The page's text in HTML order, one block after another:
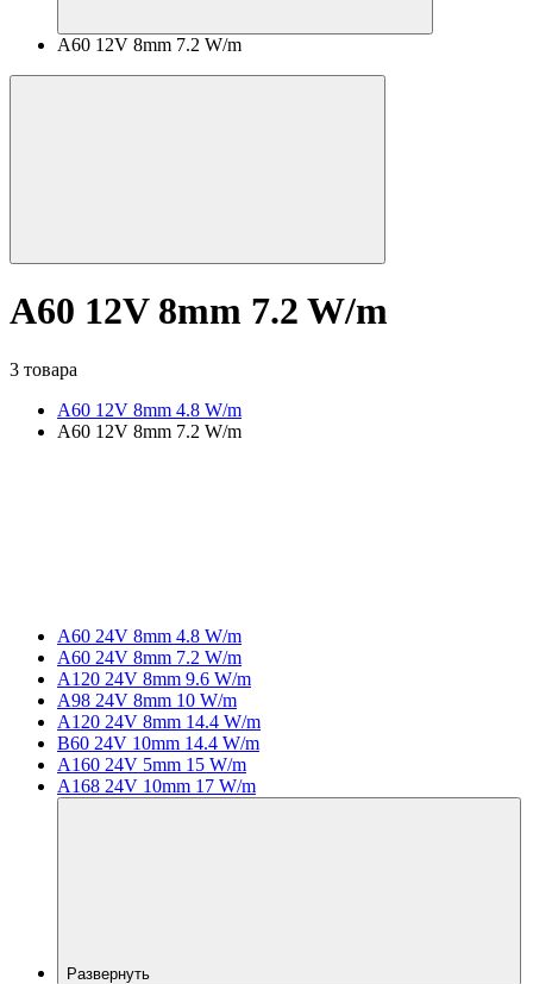
A60 12V 8mm 7.2 W/m
A60 12V 8mm 7.2 W/m
3 товара
A60 12V 8mm 4.8 W/m
A60 12V 8mm 7.2 W/m
A60 24V 8mm 4.8 W/m
A60 24V 8mm 7.2 W/m
A120 24V 8mm 9.6 W/m
A98 24V 8mm 10 W/m
A120 24V 8mm 14.4 W/m
B60 24V 10mm 14.4 W/m
A160 24V 5mm 15 W/m
A168 24V 10mm 17 W/m
Развернуть